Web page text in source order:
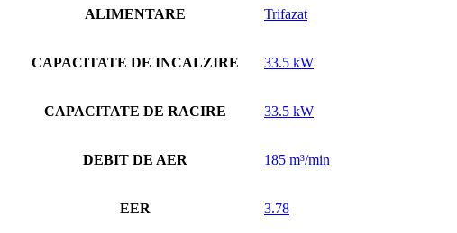
ALIMENTARE Trifazat
CAPACITATE DE INCALZIRE 33.5 kW
CAPACITATE DE RACIRE 33.5 kW
DEBIT DE AER 185 m³/min
EER 3.78